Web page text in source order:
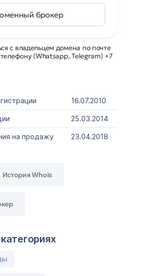
с владельцем домена по почте
(Whatsapp, Telegram) +7
16.07.2010
25.03.2014
на продажу
23.04.2018
История Whois
брокер